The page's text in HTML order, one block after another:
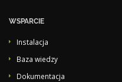
WSPARCIE
Instalacja
Baza wiedzy
Dokumentacja